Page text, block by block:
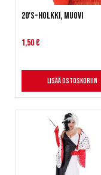
20's-holkki, muovi
1,50 €
Lisää ostoskoriin